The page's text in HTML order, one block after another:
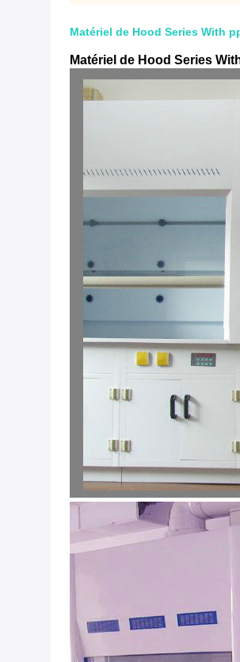
Matériel de Hood Series With
Matériel de Hood Series